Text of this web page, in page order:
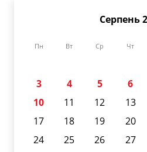
Серпень
Пн Вт Ср Чт
3
4 5 6
10
11 12 13
17
18 19 20
24
25 26 27